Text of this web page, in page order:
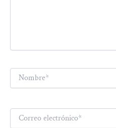
Nombre*
Correo
electrónico*